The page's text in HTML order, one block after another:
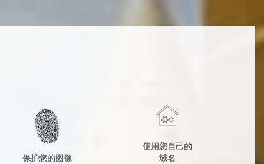
保护您的图像
使用您自己的
域名